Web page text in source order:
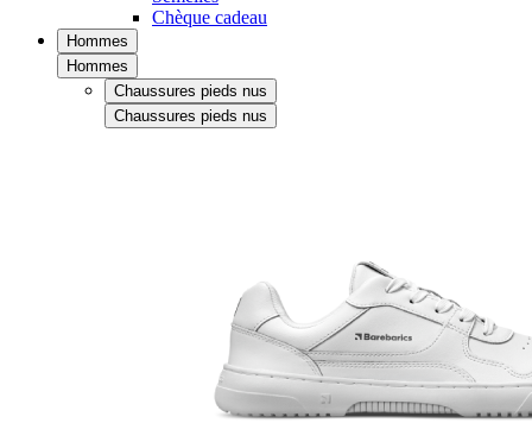
Chèque cadeau
Hommes
Hommes
Chaussures pieds nus
Chaussures pieds nus